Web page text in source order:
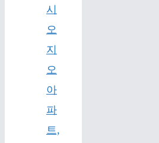
시
오
지
오
아
파
트,